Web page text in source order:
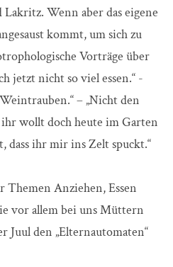
Wenn aber das eigene
kommt, um sich zu
Vorträge über
jetzt nicht so viel essen.“ -
– „Nicht den
wollt doch heute im Garten
dass ihr mir ins Zelt spuckt.“
Anziehen, Essen
vor allem bei uns Müttern
Juul den „Elternautomaten“